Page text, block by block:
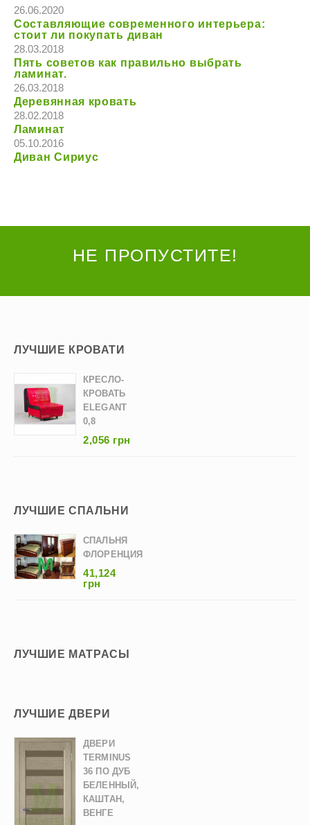
26.06.2020
Составляющие современного интерьера:
стоит ли покупать диван
28.03.2018
Пять советов как правильно выбрать
ламинат.
26.03.2018
Деревянная кровать
28.02.2018
Ламинат
05.10.2016
Диван Сириус
НЕ ПРОПУСТИТЕ!
ЛУЧШИЕ КРОВАТИ
КРЕСЛО-
КРОВАТЬ
ELEGANT
0,8
2,056 грн
ЛУЧШИЕ СПАЛЬНИ
СПАЛЬНЯ
ФЛОРЕНЦИЯ
41,124
грн
ЛУЧШИЕ МАТРАСЫ
ЛУЧШИЕ ДВЕРИ
ДВЕРИ
TERMINUS
36 ПО ДУБ
БЕЛЕННЫЙ,
КАШТАН,
ВЕНГЕ